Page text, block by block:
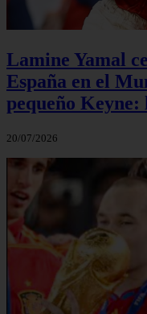
Lamine Yamal
España en el
pequeño Keyne:
20/07/2026